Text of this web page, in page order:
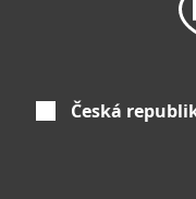
Česká